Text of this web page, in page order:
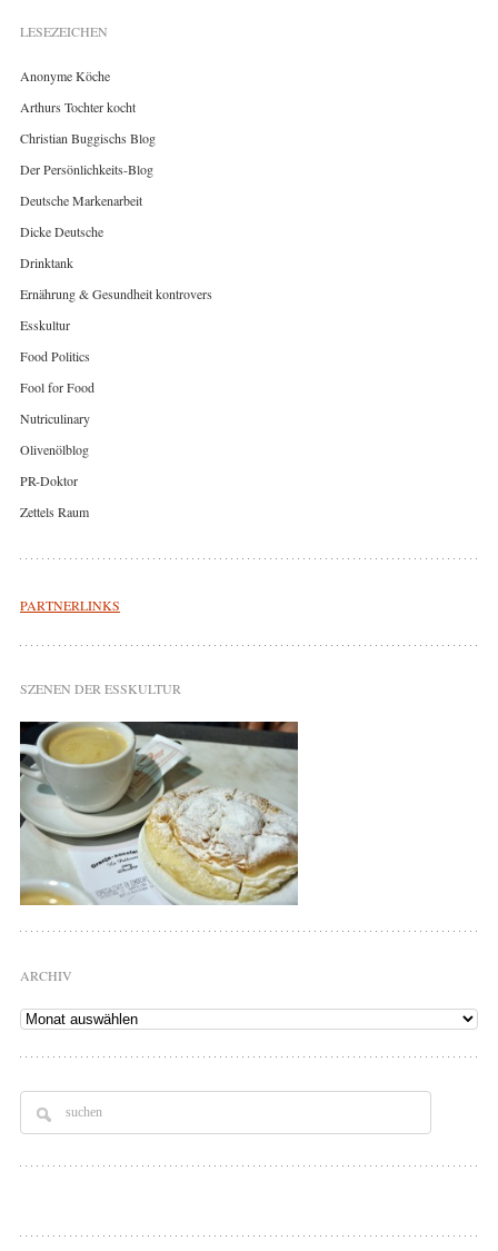
LESEZEICHEN
Anonyme Köche
Arthurs Tochter kocht
Christian Buggischs Blog
Der Persönlichkeits-Blog
Deutsche Markenarbeit
Dicke Deutsche
Drinktank
Ernährung & Gesundheit kontrovers
Esskultur
Food Politics
Fool for Food
Nutriculinary
Olivenölblog
PR-Doktor
Zettels Raum
PARTNERLINKS
SZENEN DER ESSKULTUR
ARCHIV
Archiv